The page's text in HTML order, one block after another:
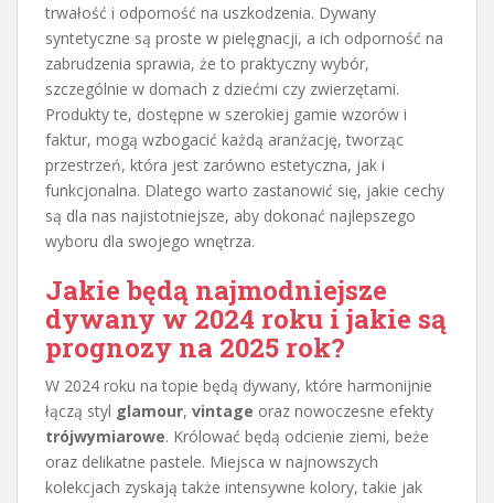
trwałość i odporność na uszkodzenia. Dywany
syntetyczne są proste w pielęgnacji, a ich odporność na
zabrudzenia sprawia, że to praktyczny wybór,
szczególnie w domach z dziećmi czy zwierzętami.
Produkty te, dostępne w szerokiej gamie wzorów i
faktur, mogą wzbogacić każdą aranżację, tworząc
przestrzeń, która jest zarówno estetyczna, jak i
funkcjonalna. Dlatego warto zastanowić się, jakie cechy
są dla nas najistotniejsze, aby dokonać najlepszego
wyboru dla swojego wnętrza.
Jakie będą najmodniejsze
dywany w 2024 roku i jakie są
prognozy na 2025 rok?
W 2024 roku na topie będą dywany, które harmonijnie
łączą styl glamour, vintage oraz nowoczesne efekty
trójwymiarowe. Królować będą odcienie ziemi, beże
oraz delikatne pastele. Miejsca w najnowszych
kolekcjach zyskają także intensywne kolory, takie jak